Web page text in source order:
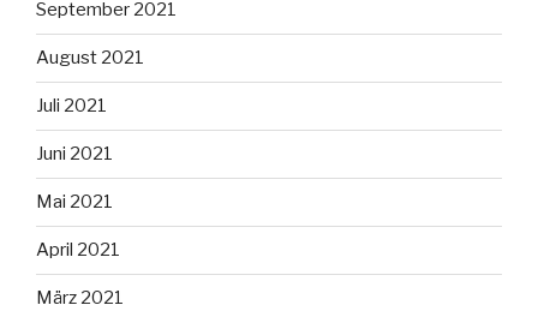
September 2021
August 2021
Juli 2021
Juni 2021
Mai 2021
April 2021
März 2021